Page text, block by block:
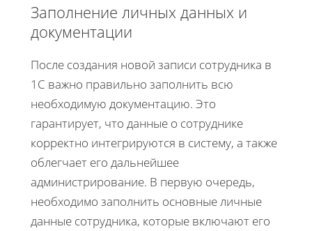
Заполнение личных данных и
документации
После создания новой записи сотрудника в
1С важно правильно заполнить всю
необходимую документацию. Это
гарантирует, что данные о сотруднике
корректно интегрируются в систему, а также
облегчает его дальнейшее
администрирование. В первую очередь,
необходимо заполнить основные личные
данные сотрудника, которые включают его